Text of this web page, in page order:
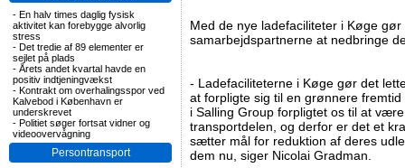
- En halv times daglig fysisk
aktivitet kan forebygge alvorlig
stress
- Det tredie af 89 elementer er
sejlet på plads
- Årets andet kvartal havde en
positiv indtjeningvækst
- Kontrakt om overhalingsspor ved
Kalvebod i København er
underskrevet
- Politiet søger fortsat vidner og
videoovervågning
Persontransport
Med de nye ladefaciliteter i Køge
samarbejdspartnerne at nedbringe
- Ladefaciliteterne i Køge gør det
at forpligte sig til en grønnere
i Salling Group forpligtet os til at
transportdelen, og derfor er det et
sætter mål for reduktion af deres
dem nu, siger Nicolai Gradman.